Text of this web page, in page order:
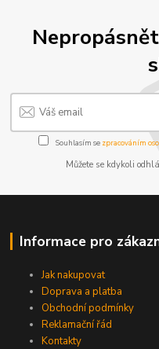
Souhlasím se zpracováním
Můžete se kdykoli
Informace pro
Jak nakupovat
Doprava a platba
Obchodní podmínky
Reklamační řád
Kontakty